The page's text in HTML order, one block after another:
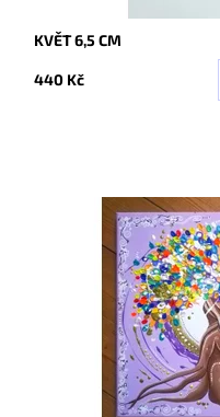
KVĚT 6,5 CM
440 Kč
Vyprodáno
2630